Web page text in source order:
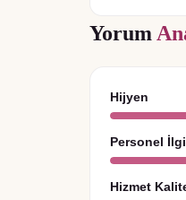
Yorum
Hijyen
Personel
Hizmet